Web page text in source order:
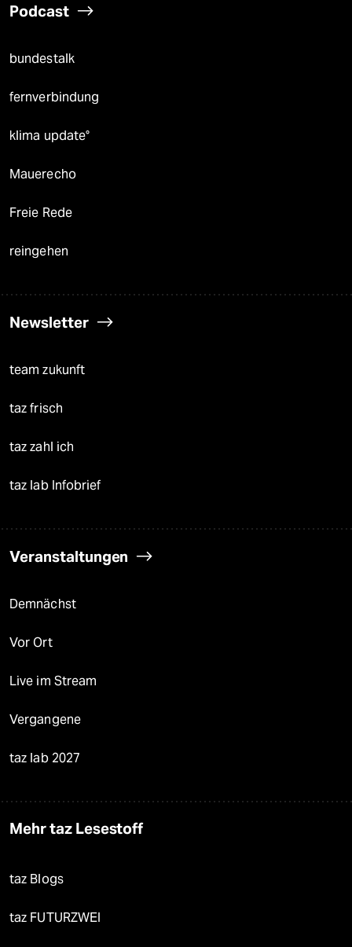
Podcast
bundestalk
fernverbindung
klima update°
Mauerecho
Freie Rede
reingehen
Newsletter
team zukunft
taz frisch
taz zahl ich
taz lab Infobrief
Veranstaltungen
Demnächst
Vor Ort
Live im Stream
Vergangene
taz lab 2027
Mehr taz Lesestoff
taz Blogs
taz FUTURZWEI